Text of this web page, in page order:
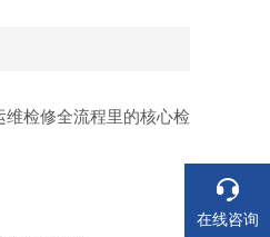
检修全流程里的核心检
在线咨询